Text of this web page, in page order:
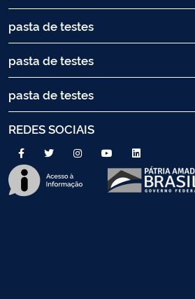
pasta de testes
pasta de testes
pasta de testes
REDES SOCIAIS